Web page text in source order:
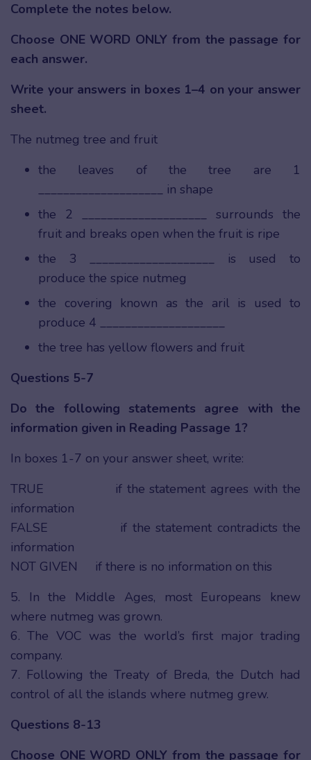
Complete the notes below.
Choose ONE WORD ONLY from the passage for
each answer.
Write your answers in boxes 1–4 on your answer
sheet.
The nutmeg tree and fruit
the leaves of the tree are 1
____________________ in shape
the 2 ____________________ surrounds the
fruit and breaks open when the fruit is ripe
the 3 ____________________ is used to
produce the spice nutmeg
the covering known as the aril is used to
produce 4 ____________________
the tree has yellow flowers and fruit
Questions 5-7
Do the following statements agree with the
information given in Reading Passage 1?
In boxes 1-7 on your answer sheet, write:
TRUE if the statement agrees with the
information
FALSE if the statement contradicts the
information
NOT GIVEN if there is no information on this
5. In the Middle Ages, most Europeans knew
where nutmeg was grown.
6. The VOC was the world’s first major trading
company.
7. Following the Treaty of Breda, the Dutch had
control of all the islands where nutmeg grew.
Questions 8-13
Choose ONE WORD ONLY from the passage for